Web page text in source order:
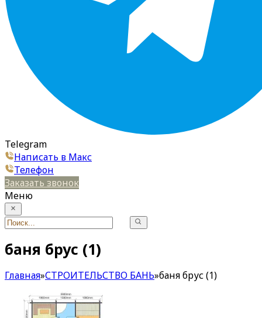
Telegram
Написать в Макс
Телефон
Заказать звонок
Меню
баня брус (1)
Главная»СТРОИТЕЛЬСТВО БАНЬ»баня брус (1)